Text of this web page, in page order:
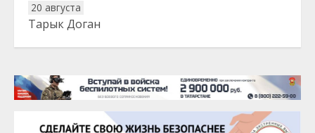
20 августа
Тарык Доган
22 августа
25 августа
Сэсэгма Бубеева
28 августа